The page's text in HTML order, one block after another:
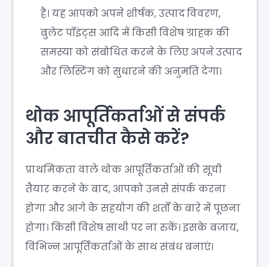
हैं। यह आपको अपने शीर्षक, उत्पाद विवरण,
बुलेट पॉइंट्स आदि में किसी विशेष ग्राहक की
समस्या को संबोधित करने के लिए अपने उत्पाद
और लिस्टिंग को सुधारने की अनुमति देगा।
थोक आपूर्तिकर्ताओं से संपर्क
और बातचीत कैसे करें?
प्राथमिकता वाले थोक आपूर्तिकर्ताओं की सूची
तैयार करने के बाद, आपको उनसे संपर्क करना
होगा और आगे के सहयोग की शर्तों के बारे में पूछना
होगा। किसी विशेष साथी पर ना रुकें। इसके बजाय,
विभिन्न आपूर्तिकर्ताओं के साथ संबंध बनाएं।